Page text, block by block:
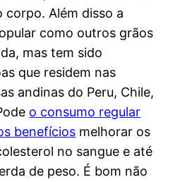
corpo. Além disso a
como outros grãos
mas tem sido
que residem nas
andinas do Peru, Chile,
o consumo regular
benefícios melhorar os
no sangue e até
de peso. É bom não